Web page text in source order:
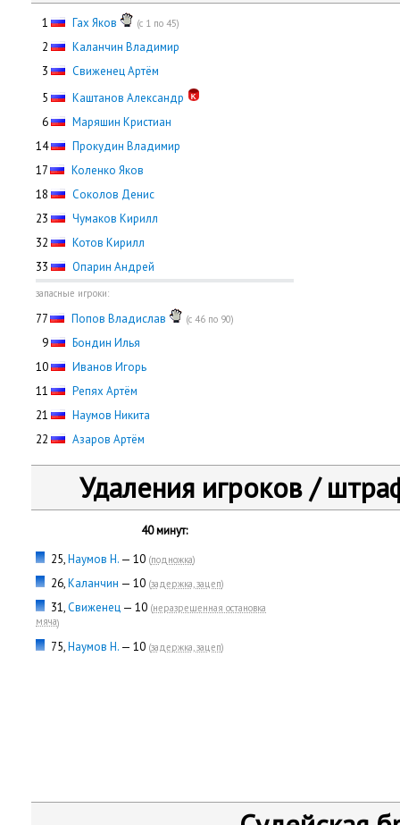
1 Гах Яков (с 1 по 45)
2
Каланчин Владимир
3
Свиженец Артём
5
Каштанов Александр
6
Маряшин Кристиан
14
Прокудин Владимир
17
Коленко Яков
18
Соколов Денис
23
Чумаков Кирилл
32
Котов Кирилл
33
Опарин Андрей
запасные игроки:
77 Попов Владислав (с 46 по 90)
9
Бондин Илья
10
Иванов Игорь
11
Репях Артём
21
Наумов Никита
22
Азаров Артём
Удаления игроков /
40 минут:
25,Наумов Н. — 10 (подножка)
26,Каланчин — 10 (задержка, зацеп)
31,Свиженец — 10 (неразрешенная остановка
мяча)
75,Наумов Н. — 10 (задержка, зацеп)